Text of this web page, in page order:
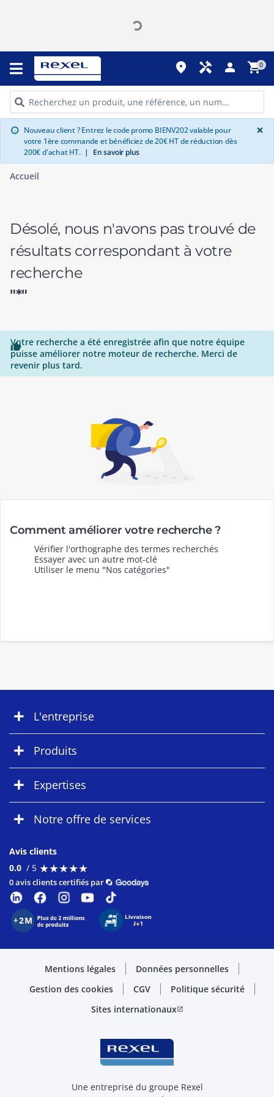
place handyman person shopping_cart0
info Nouveau client ? Entrez le code promo BIENV202 valable pour
votre 1ère commande et bénéficiez de 20€ HT de réduction dès
200€ d'achat HT. | En savoir plus
×
Accueil
Désolé, nous n'avons pas trouvé de
résultats correspondant à votre
recherche
"*"

Votre recherche a été enregistrée afin que notre équipe
puisse améliorer notre moteur de recherche. Merci de
revenir plus tard.
Comment améliorer votre recherche ?
Vérifier l'orthographe des termes recherchés
Essayer avec un autre mot-clé
Utiliser le menu "Nos catégories"
L'entreprise
Produits
Expertises
Notre offre de services
Avis clients
0.0 / 5 ★★★★★
★★★★★
0 avis clients certifiés par
Mentions légales
Données personnelles
Gestion des cookies
CGV
Politique sécurité
Sites internationauxopen_in_new
Une entreprise du groupe Rexel